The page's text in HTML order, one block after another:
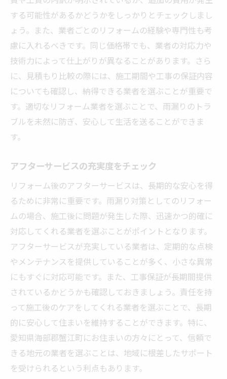
する可能性があるかどうかをしっかりとチェックしまし
ょう。また、業者ごとのリフォームの経験や専門性も考
慮に入れるべきです。同じ価格帯でも、業者の対応力や
技術力によって仕上がりが異なることがあります。さら
に、見積もり比較の際には、施工期間や工事の保証内容
についても確認し、納得できる業者を選ぶことが重要で
す。適切なリフォーム業者を選ぶことで、雨漏りのトラ
ブルを未然に防ぎ、安心して生活を送ることができま
す。
アフターサービスの充実度をチェック
リフォーム後のアフターサービスは、長期的な安心を得
るために非常に重要です。雨漏り対策としてのリフォー
ムの場合、施工後に問題が発生した際、迅速かつ的確に
対応してくれる業者を選ぶことがポイントとなります。
アフターサービスが充実している業者は、定期的な点検
やメンテナンスを提供していることが多く、小さな異常
にもすぐに対応可能です。また、工事保証が長期間提供
されているかどうかも確認しておきましょう。責任を持
って施工後のケアをしてくれる業者を選ぶことで、長期
的に安心して住まいを維持することができます。特に、
愛知県海部郡蟹江町にお住まいの方々にとって、信頼で
きる地元の業者を選ぶことは、地域に根差したサポート
を受けられるという利点もあります。